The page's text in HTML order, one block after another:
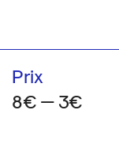
Prix
8€ — 3€